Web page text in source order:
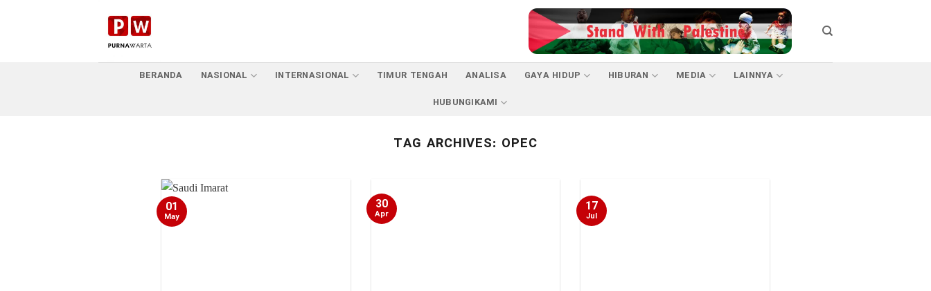
BERANDA NASIONAL INTERNASIONAL TIMUR TENGAH ANALISA GAYA HIDUP HIBURAN MEDIA
LAINNYA
HUBUNGIKAMI
TAG ARCHIVES: OPEC
01
May
30
Apr 17
Jul